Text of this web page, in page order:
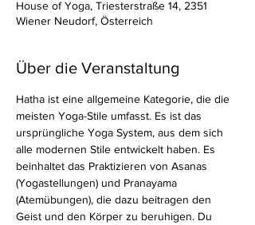
House of Yoga, Triesterstraße 14, 2351
Wiener Neudorf, Österreich
Über die Veranstaltung
Hatha ist eine allgemeine Kategorie, die die
meisten Yoga-Stile umfasst. Es ist das
ursprüngliche Yoga System, aus dem sich
alle modernen Stile entwickelt haben. Es
beinhaltet das Praktizieren von Asanas
(Yogastellungen) und Pranayama
(Atemübungen), die dazu beitragen den
Geist und den Körper zu beruhigen. Du